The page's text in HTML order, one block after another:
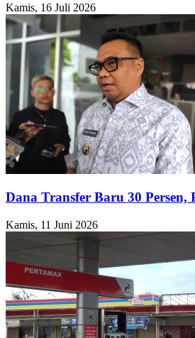
Kamis, 16 Juli 2026
Dana Transfer Baru 30
Kamis, 11 Juni 2026